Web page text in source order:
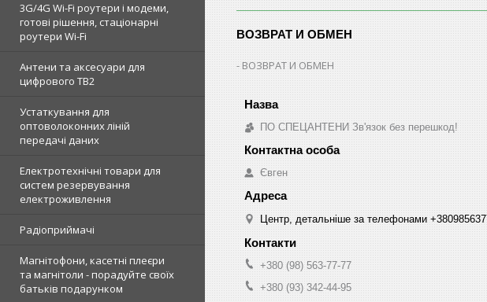
3G/4G Wi-Fi роутери і модеми,
готові рішення, стаціонарні
роутери Wi-Fi
Антени та аксесуари для
цифрового ТВ2
Устаткування для
оптоволоконних ліній
передачі даних
Електротехнічні товари для
систем резервування
електроживлення
Радіоприймачі
Магнітофони, касетні плеєри
та магнітоли - порадуйте своїх
батьків подарунком
ВОЗВРАТ И ОБМЕН
ВОЗВРАТ И ОБМЕН
ПО СПЕЦАНТЕНИ Зв'язок без перешкод!
Євген
Центр, детальніше за телефонами
+380 (98) 563-77-77
+380 (93) 342-44-95